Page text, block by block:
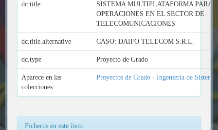
dc.title
SISTEMA MULTIPLATAFORMA PARA
OPERACIONES EN EL SECTOR DE
TELECOMUNICACIONES
dc.title.alternative CASO: DAIFO TELECOM S.R.L.
dc.type Proyecto de Grado
Aparece en las
colecciones:
Proyectos de Grado - Ingeniería de Sistemas
Ficheros en este ítem: